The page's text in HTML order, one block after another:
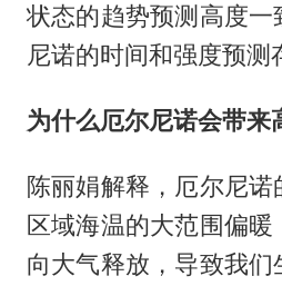
状态的趋势预测高度
尼诺的时间和强度预测
为什么厄尔尼诺会带来
陈丽娟解释，厄尔尼
区域海温的大范围偏
向大气释放，导致我们